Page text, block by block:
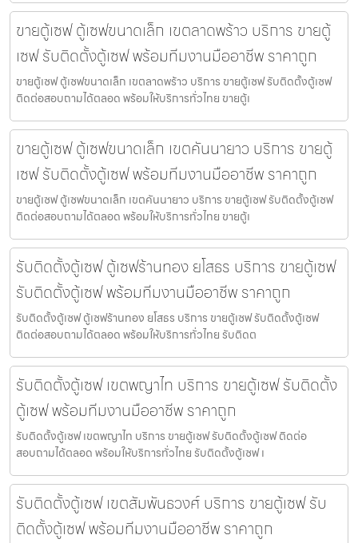
ขายตู้เซฟ ตู้เซฟขนาดเล็ก เขตลาดพร้าว บริการ ขายตู้
เซฟ รับติดตั้งตู้เซฟ พร้อมทีมงานมืออาชีพ ราคาถูก
ขายตู้เซฟ ตู้เซฟขนาดเล็ก เขตลาดพร้าว บริการ ขายตู้เซฟ รับติดตั้งตู้เซฟ
ติดต่อสอบถามได้ตลอด พร้อมให้บริการทั่วไทย ขายตู้เ
ขายตู้เซฟ ตู้เซฟขนาดเล็ก เขตคันนายาว บริการ ขายตู้
เซฟ รับติดตั้งตู้เซฟ พร้อมทีมงานมืออาชีพ ราคาถูก
ขายตู้เซฟ ตู้เซฟขนาดเล็ก เขตคันนายาว บริการ ขายตู้เซฟ รับติดตั้งตู้เซฟ
ติดต่อสอบถามได้ตลอด พร้อมให้บริการทั่วไทย ขายตู้เ
รับติดตั้งตู้เซฟ ตู้เซฟร้านทอง ยโสธร บริการ ขายตู้เซฟ
รับติดตั้งตู้เซฟ พร้อมทีมงานมืออาชีพ ราคาถูก
รับติดตั้งตู้เซฟ ตู้เซฟร้านทอง ยโสธร บริการ ขายตู้เซฟ รับติดตั้งตู้เซฟ
ติดต่อสอบถามได้ตลอด พร้อมให้บริการทั่วไทย รับติดต
รับติดตั้งตู้เซฟ เขตพญาไท บริการ ขายตู้เซฟ รับติดตั้ง
ตู้เซฟ พร้อมทีมงานมืออาชีพ ราคาถูก
รับติดตั้งตู้เซฟ เขตพญาไท บริการ ขายตู้เซฟ รับติดตั้งตู้เซฟ ติดต่อ
สอบถามได้ตลอด พร้อมให้บริการทั่วไทย รับติดตั้งตู้เซฟ เ
รับติดตั้งตู้เซฟ เขตสัมพันธวงศ์ บริการ ขายตู้เซฟ รับ
ติดตั้งตู้เซฟ พร้อมทีมงานมืออาชีพ ราคาถูก